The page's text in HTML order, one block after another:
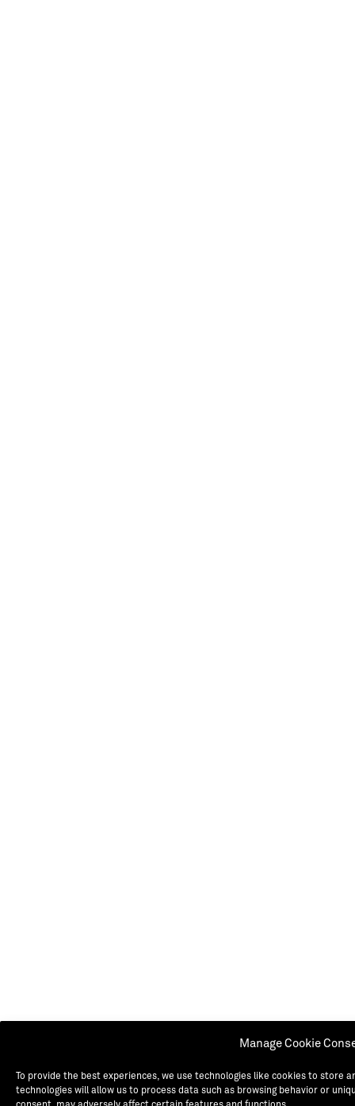
Manage Cookie
To provide the best experiences, we use technologies like cookies to store
technologies will allow us to process data such as browsing behavior or
consent, may adversely affect certain features and functions.